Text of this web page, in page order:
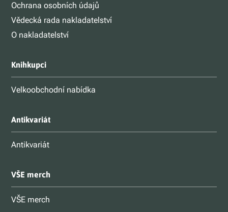
Ochrana osobních údajů
Vědecká rada nakladatelství
O nakladatelství
Knihkupci
Velkoobchodní nabídka
Antikvariát
Antikvariát
VŠE merch
VŠE merch